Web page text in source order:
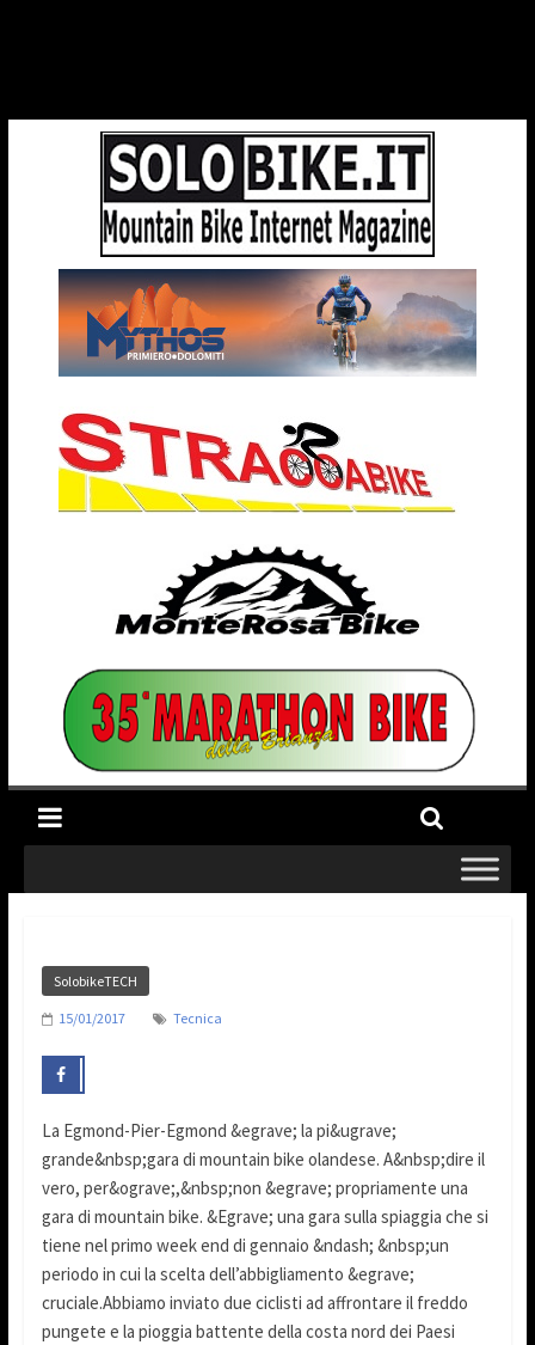
SolobikeTECH
15/01/2017 Tecnica
La Egmond-Pier-Egmond &egrave; la pi&ugrave;
grande&nbsp;gara di mountain bike olandese. A&nbsp;dire il
vero, per&ograve;,&nbsp;non &egrave; propriamente una
gara di mountain bike. &Egrave; una gara sulla spiaggia che si
tiene nel primo week end di gennaio &ndash; &nbsp;un
periodo in cui la scelta dell’abbigliamento &egrave;
cruciale.Abbiamo inviato due ciclisti ad affrontare il freddo
pungete e la pioggia battente della costa nord dei Paesi